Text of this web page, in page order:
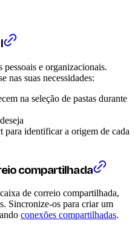
e organizacionais.
nas suas necessidades:
na seleção de pastas durante
para identificar a origem de cada
compartilhada
de correio compartilhada,
Sincronize-os para criar um
conexões compartilhadas.